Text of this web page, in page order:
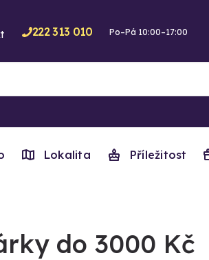
222 313 010 Po–Pá 10:00–17:00
Lokalita Příležitost
do 3000 Kč